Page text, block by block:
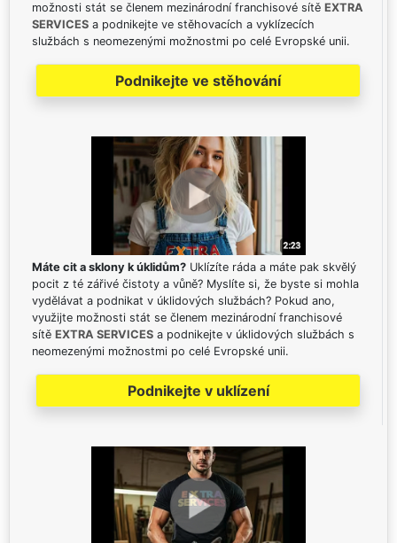
možnosti stát se členem mezinárodní franchisové sítě EXTRA
SERVICES a podnikejte ve stěhovacích a vyklízecích
službách s neomezenými možnostmi po celé Evropské unii.
Podnikejte ve stěhování
Máte cit a sklony k úklidům? Uklízíte ráda a máte pak skvělý
pocit z té zářivé čistoty a vůně? Myslíte si, že byste si mohla
vydělávat a podnikat v úklidových službách? Pokud ano,
využijte možnosti stát se členem mezinárodní franchisové
sítě EXTRA SERVICES a podnikejte v úklidových službách s
neomezenými možnostmi po celé Evropské unii.
Podnikejte v uklízení